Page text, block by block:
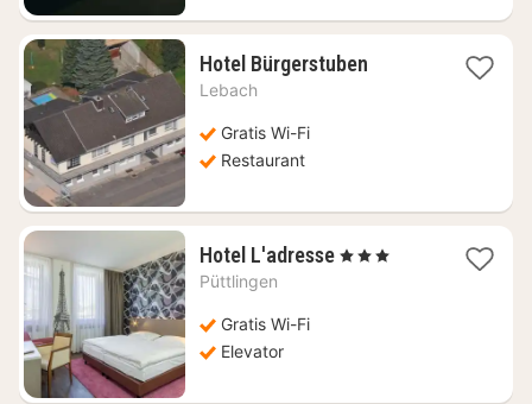
Hotel Bürgerstuben1
Lebach
Gratis Wi-Fi
Restaurant
Hotel L'adresse1
, 3 Stjerner
Püttlingen
Gratis Wi-Fi
Elevator